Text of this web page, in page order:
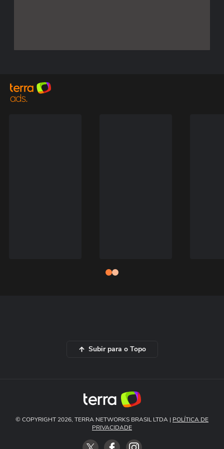
Subir para o Topo
© COPYRIGHT 2026, TERRA NETWORKS BRASIL LTDA | POLÍTICA DE
PRIVACIDADE